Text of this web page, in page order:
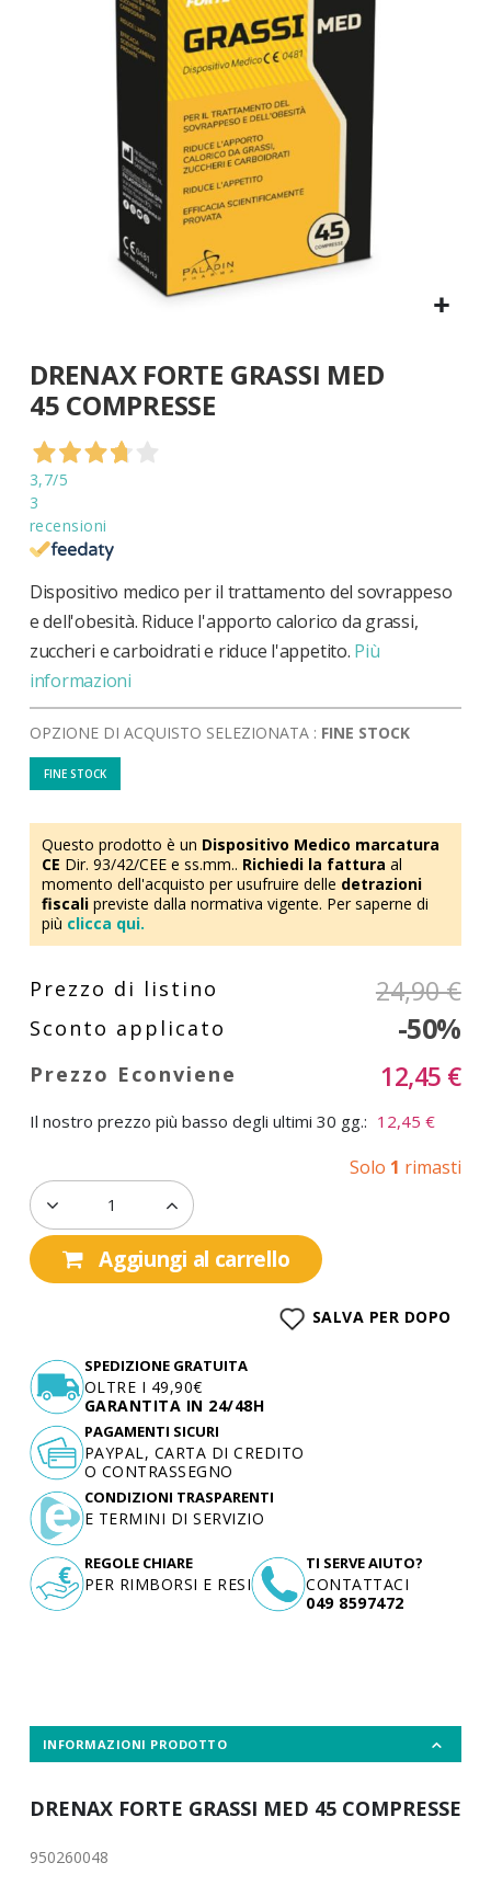
all'inizio
della
galleria
immagini
DRENAX FORTE GRASSI MED
45 COMPRESSE
3,7/5
3
recensioni
Dispositivo medico per il trattamento del sovrappeso
e dell'obesità. Riduce l'apporto calorico da grassi,
zuccheri e carboidrati e riduce l'appetito. Più
informazioni
OPZIONE DI ACQUISTO SELEZIONATA : FINE STOCK
FINE STOCK
Questo prodotto è un Dispositivo Medico marcatura
CE Dir. 93/42/CEE e ss.mm.. Richiedi la fattura al
momento dell'acquisto per usufruire delle detrazioni
fiscalipreviste dalla normativa vigente. Per saperne di
più clicca qui.
24,90 €
-50%
12,45 €
Il nostro prezzo più basso degli ultimi 30 gg.: 12,45 €
Solo 1 rimasti
Aggiungi al carrello
SALVA PER DOPO
SPEDIZIONE GRATUITA
OLTRE I 49,90€
GARANTITA IN 24/48H
TI SERVE AIUTO?
CONTATTACI
049 8597472
PAGAMENTI SICURI
PAYPAL, CARTA DI CREDITO
O CONTRASSEGNO
CONDIZIONI TRASPARENTI
E TERMINI DI SERVIZIO
REGOLE CHIARE
PER RIMBORSI E RESI
INFORMAZIONI PRODOTTO
DRENAX FORTE GRASSI MED 45 COMPRESSE
950260048